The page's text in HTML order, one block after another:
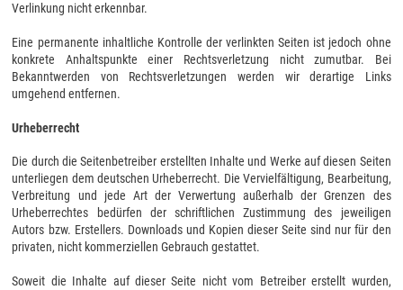
Verlinkung nicht erkennbar.
Eine permanente inhaltliche Kontrolle der verlinkten Seiten ist jedoch ohne
konkrete Anhaltspunkte einer Rechtsverletzung nicht zumutbar. Bei
Bekanntwerden von Rechtsverletzungen werden wir derartige Links
umgehend entfernen.
Urheberrecht
Die durch die Seitenbetreiber erstellten Inhalte und Werke auf diesen Seiten
unterliegen dem deutschen Urheberrecht. Die Vervielfältigung, Bearbeitung,
Verbreitung und jede Art der Verwertung außerhalb der Grenzen des
Urheberrechtes bedürfen der schriftlichen Zustimmung des jeweiligen
Autors bzw. Erstellers. Downloads und Kopien dieser Seite sind nur für den
privaten, nicht kommerziellen Gebrauch gestattet.
Soweit die Inhalte auf dieser Seite nicht vom Betreiber erstellt wurden,